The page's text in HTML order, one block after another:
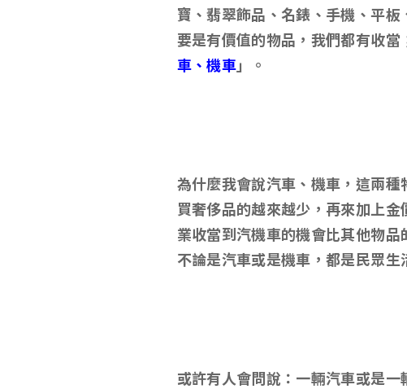
寶、翡翠飾品、名錶、手機、平
要是有價值的物品，我們都有收
車、機車」。
為什麼我會說汽車、機車，這兩
買奢侈品的越來越少，再來加上
業收當到汽機車的機會比其他物
不論是汽車或是機車，都是民眾生
或許有人會問說 ： 一輛汽車或是一